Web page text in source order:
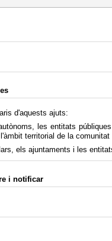
d'aquests ajuts:
les entitats
territorial de la
els ajuntaments i les
i notificar